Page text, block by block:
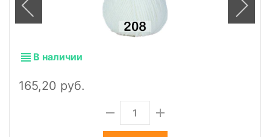
В наличии
165,20 руб.